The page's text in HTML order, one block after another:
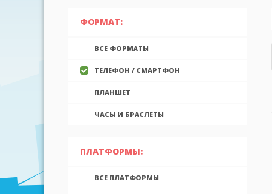
ФОРМАТ:
ВСЕ ФОРМАТЫ
ТЕЛЕФОН / СМАРТФОН
ПЛАНШЕТ
ЧАСЫ И БРАСЛЕТЫ
ПЛАТФОРМЫ:
ВСЕ ПЛАТФОРМЫ